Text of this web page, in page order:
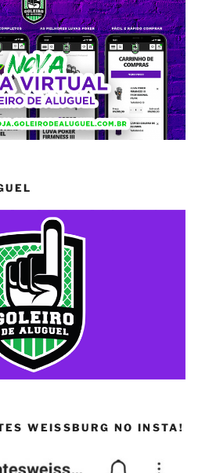
WEISSBURG NO INSTA!